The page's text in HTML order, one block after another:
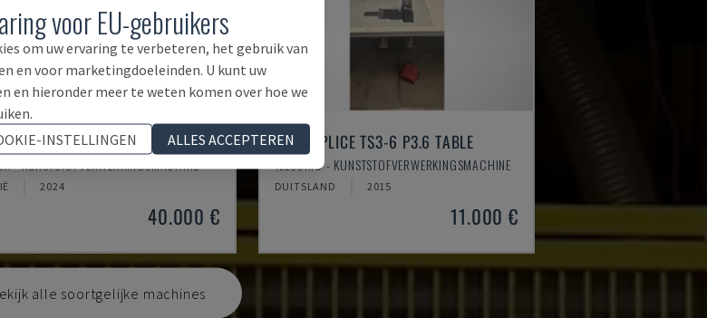
- KUNSTSTOFVERWERKINGSMACHINE
2024
40.000 €
TELSOSPLICE TS3-6 P3.6 TABLE
TELSONIC - KUNSTSTOFVERWERKINGSMACHINE
DUITSLAND 2015
11.000 €
alle soortgelijke machines
voor EU-gebruikers
om uw ervaring te verbeteren, het gebruik van
en voor marketingdoeleinden. U kunt uw
en hieronder meer te weten komen over hoe we
INSTELLINGEN
ALLES ACCEPTEREN